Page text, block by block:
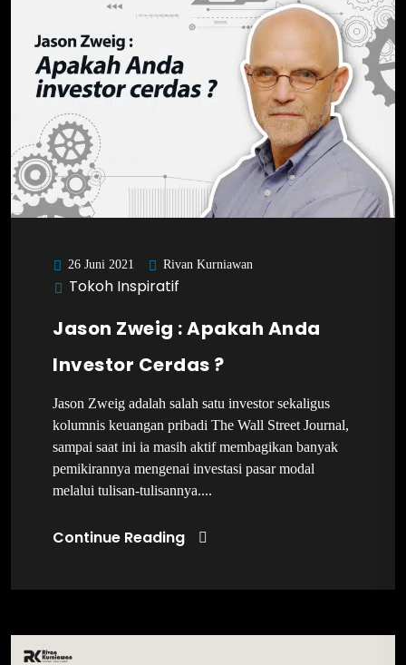
26 Juni 2021 Rivan Kurniawan
Tokoh Inspiratif
Jason Zweig : Apakah Anda
Investor Cerdas ?
Jason Zweig adalah salah satu investor sekaligus
kolumnis keuangan pribadi The Wall Street Journal,
sampai saat ini ia masih aktif membagikan banyak
pemikirannya mengenai investasi pasar modal
melalui tulisan-tulisannya....
Continue Reading